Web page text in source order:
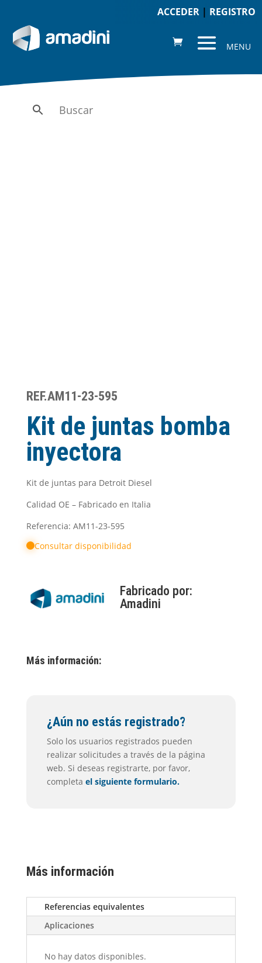
ACCEDER| REGISTRO
REF.AM11-23-595
Kit de juntas bomba
inyectora
Kit de juntas para Detroit Diesel
Calidad OE – Fabricado en Italia
Referencia: AM11-23-595
Consultar disponibilidad
Fabricado por:
Amadini
Más información:
¿Aún no estás registrado?
Solo los usuarios registrados pueden
realizar solicitudes a través de la página
web. Si deseas registrarte, por favor,
completa el siguiente formulario.
Más información
Referencias equivalentes
Aplicaciones
No hay datos disponibles.